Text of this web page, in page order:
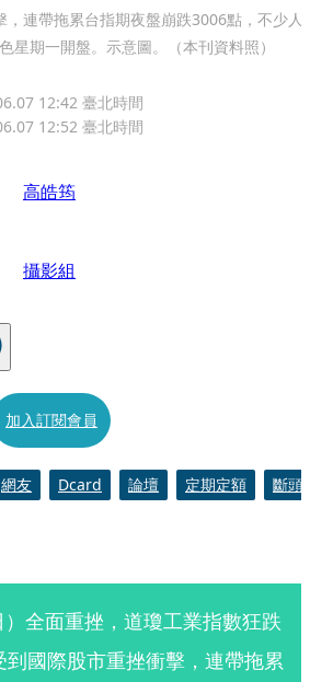
，連帶拖累台指期夜盤崩跌3006點，不少人
星期一開盤。示意圖。（本刊資料照）
12:42 臺北時間
12:52 臺北時間
高皓筠
攝影組
加入訂閱會員
網友 Dcard 論壇 定期定額
斷頭
全面重挫，道瓊工業指數狂跌
到國際股市重挫衝擊，連帶拖累